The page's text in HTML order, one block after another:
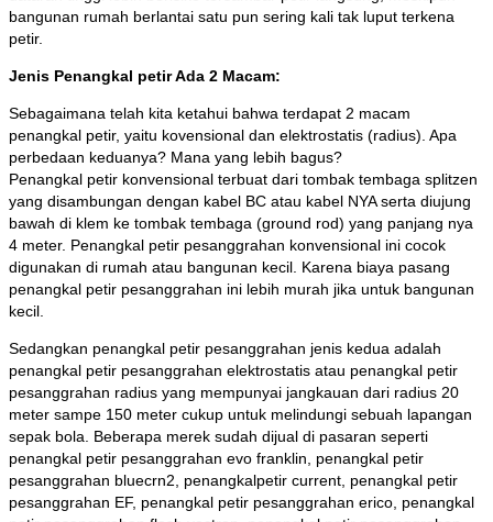
bangunan rumah berlantai satu pun sering kali tak luput terkena
petir.
Jenis Penangkal petir Ada 2 Macam:
Sebagaimana telah kita ketahui bahwa terdapat 2 macam
penangkal petir, yaitu kovensional dan elektrostatis (radius). Apa
perbedaan keduanya? Mana yang lebih bagus?
Penangkal petir konvensional terbuat dari tombak tembaga splitzen
yang disambungan dengan kabel BC atau kabel NYA serta diujung
bawah di klem ke tombak tembaga (ground rod) yang panjang nya
4 meter. Penangkal petir pesanggrahan konvensional ini cocok
digunakan di rumah atau bangunan kecil. Karena biaya pasang
penangkal petir pesanggrahan ini lebih murah jika untuk bangunan
kecil.
Sedangkan penangkal petir pesanggrahan jenis kedua adalah
penangkal petir pesanggrahan elektrostatis atau penangkal petir
pesanggrahan radius yang mempunyai jangkauan dari radius 20
meter sampe 150 meter cukup untuk melindungi sebuah lapangan
sepak bola. Beberapa merek sudah dijual di pasaran seperti
penangkal petir pesanggrahan evo franklin, penangkal petir
pesanggrahan bluecrn2, penangkalpetir current, penangkal petir
pesanggrahan EF, penangkal petir pesanggrahan erico, penangkal